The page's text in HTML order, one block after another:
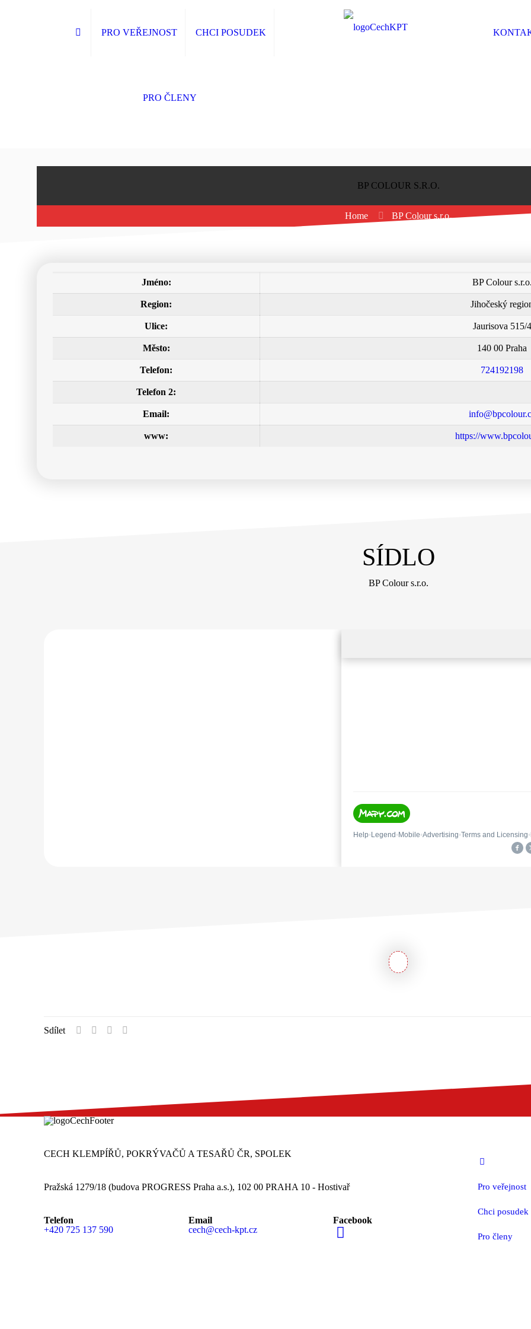
PRO VEŘEJNOST CHCI POSUDEK
PRO ČLENY
BP COLOUR S.R.O.
Home BP Colour s.r.o.
Jméno: BP Colour s.r.o.
Region: Jihočeský
Ulice: Jaurisova 515/4
Město: 140 00 Praha
Telefon: 724192198
Telefon 2:
Email:
www: https://
SÍDLO
BP Colour s.r.o.
Sdílet
CECH KLEMPÍŘŮ, POKRÝVAČŮ A TESAŘŮ ČR, SPOLEK
Pražská 1279/18 (budova PROGRESS Praha a.s.), 102 00 PRAHA 10 - Hostivař
Telefon
+420 725 137 590
Email
cech@cech-kpt.cz
Facebook
Pro veřejnost
Chci posudek
Pro členy